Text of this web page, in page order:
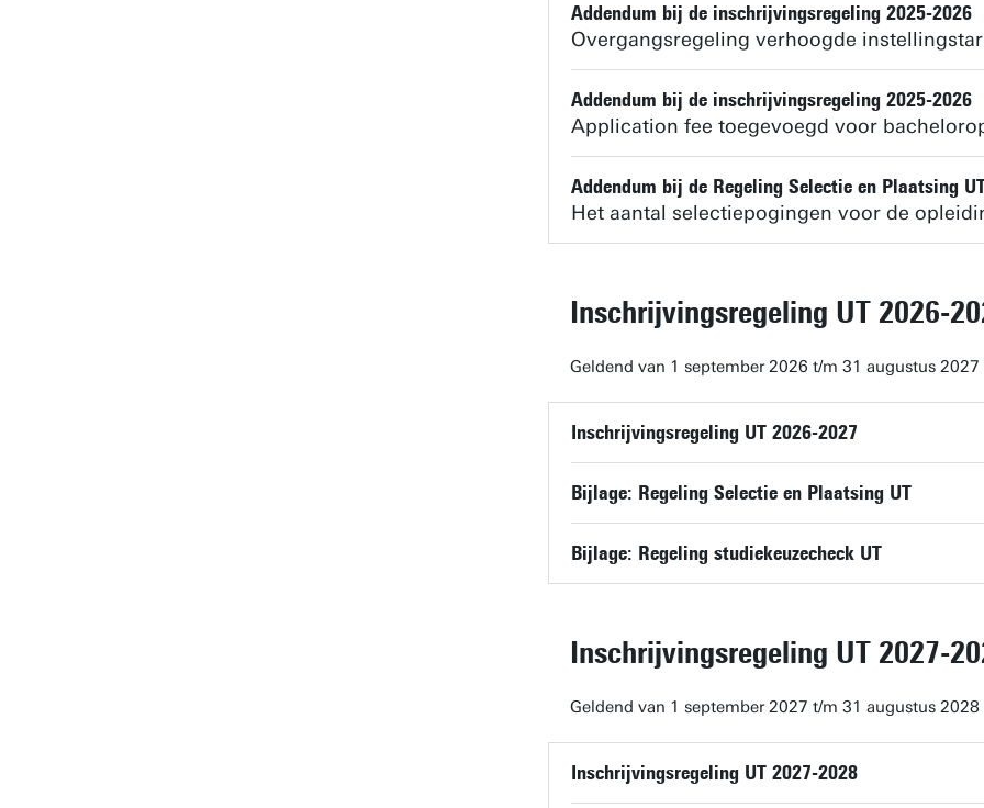
Addendum bij de inschrijvingsregeling 2025-2026
Overgangsregeling verhoogde
Addendum bij de inschrijvingsregeling 2025-2026
Application fee toegevoegd voor
Addendum bij de Regeling Selectie en Plaatsing
Het aantal selectiepogingen voor de
Inschrijvingsregeling UT 2026-
Geldend van 1 september 2026 t/m 31 augustus 2027
Inschrijvingsregeling UT 2026-2027
Bijlage: Regeling Selectie en Plaatsing UT
Bijlage: Regeling studiekeuzecheck UT
Inschrijvingsregeling UT 2027-
Geldend van 1 september 2027 t/m 31 augustus 2028
Inschrijvingsregeling UT 2027-2028